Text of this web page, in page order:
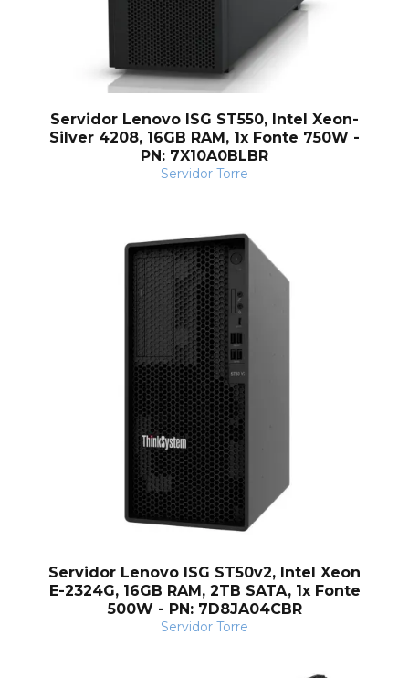
Servidor Lenovo ISG ST550, Intel Xeon-
Silver 4208, 16GB RAM, 1x Fonte 750W -
PN: 7X10A0BLBR
Servidor Torre
Servidor Lenovo ISG ST50v2, Intel Xeon
E-2324G, 16GB RAM, 2TB SATA, 1x Fonte
500W - PN: 7D8JA04CBR
Servidor Torre